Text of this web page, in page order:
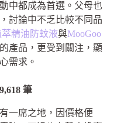
中都成為首選。父母也
討論中不乏比較不同品
精油防蚊液與MooGoo
產品，更受到關注，顯
需求。
筆
一席之地，因價格便